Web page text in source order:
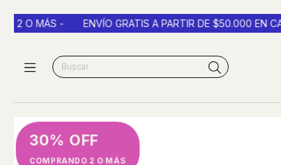
MÁS - ENVÍO GRATIS A PARTIR DE $50.000 EN CABA Y
30% OFF
COMPRANDO 2 O MÁS